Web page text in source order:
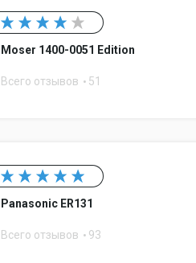
Moser 1400-0051 Edition
Всего отзывов 51
Panasonic ER131
Всего отзывов 93